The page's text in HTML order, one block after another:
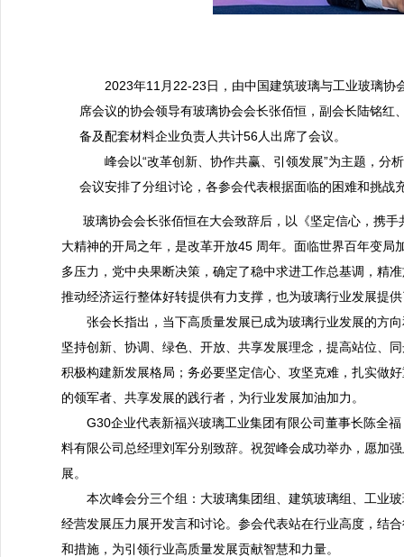
2023年11月22-23日，由中国建筑玻璃与工业玻璃协会
席会议的协会领导有玻璃协会会长张佰恒，副会长陆铭
备及配套材料企业负责人共计56人出席了会议。
峰会以“改革创新、协作共赢、引领发展”为主题，分
会议安排了分组讨论，各参会代表根据面临的困难和挑
玻璃协会会长张佰恒在大会致辞后，以《坚定信心，携手
大精神的开局之年，是改革开放45 周年。面临世界百年变
多压力，党中央果断决策，确定了稳中求进工作总基调，精
推动经济运行整体好转提供有力支撑，也为玻璃行业发展提
张会长指出，当下高质量发展已成为玻璃行业发展的方向
坚持创新、协调、绿色、开放、共享发展理念，提高站位、
积极构建新发展格局；务必要坚定信心、攻坚克难，扎实做
的领军者、共享发展的践行者，为行业发展加油加力。
G30企业代表新福兴玻璃工业集团有限公司董事长陈全福
料有限公司总经理刘军分别致辞。祝贺峰会成功举办，愿加
展。
本次峰会分三个组：大玻璃集团组、建筑玻璃组、工业玻
经营发展压力展开发言和讨论。参会代表站在行业高度，结
和措施，为引领行业高质量发展贡献智慧和力量。